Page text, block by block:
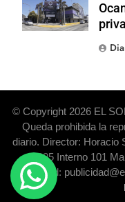
© Copyright 2026 EL
Queda prohibida la
diario. Director: Horacio
6325 Interno 101
Publicidad: